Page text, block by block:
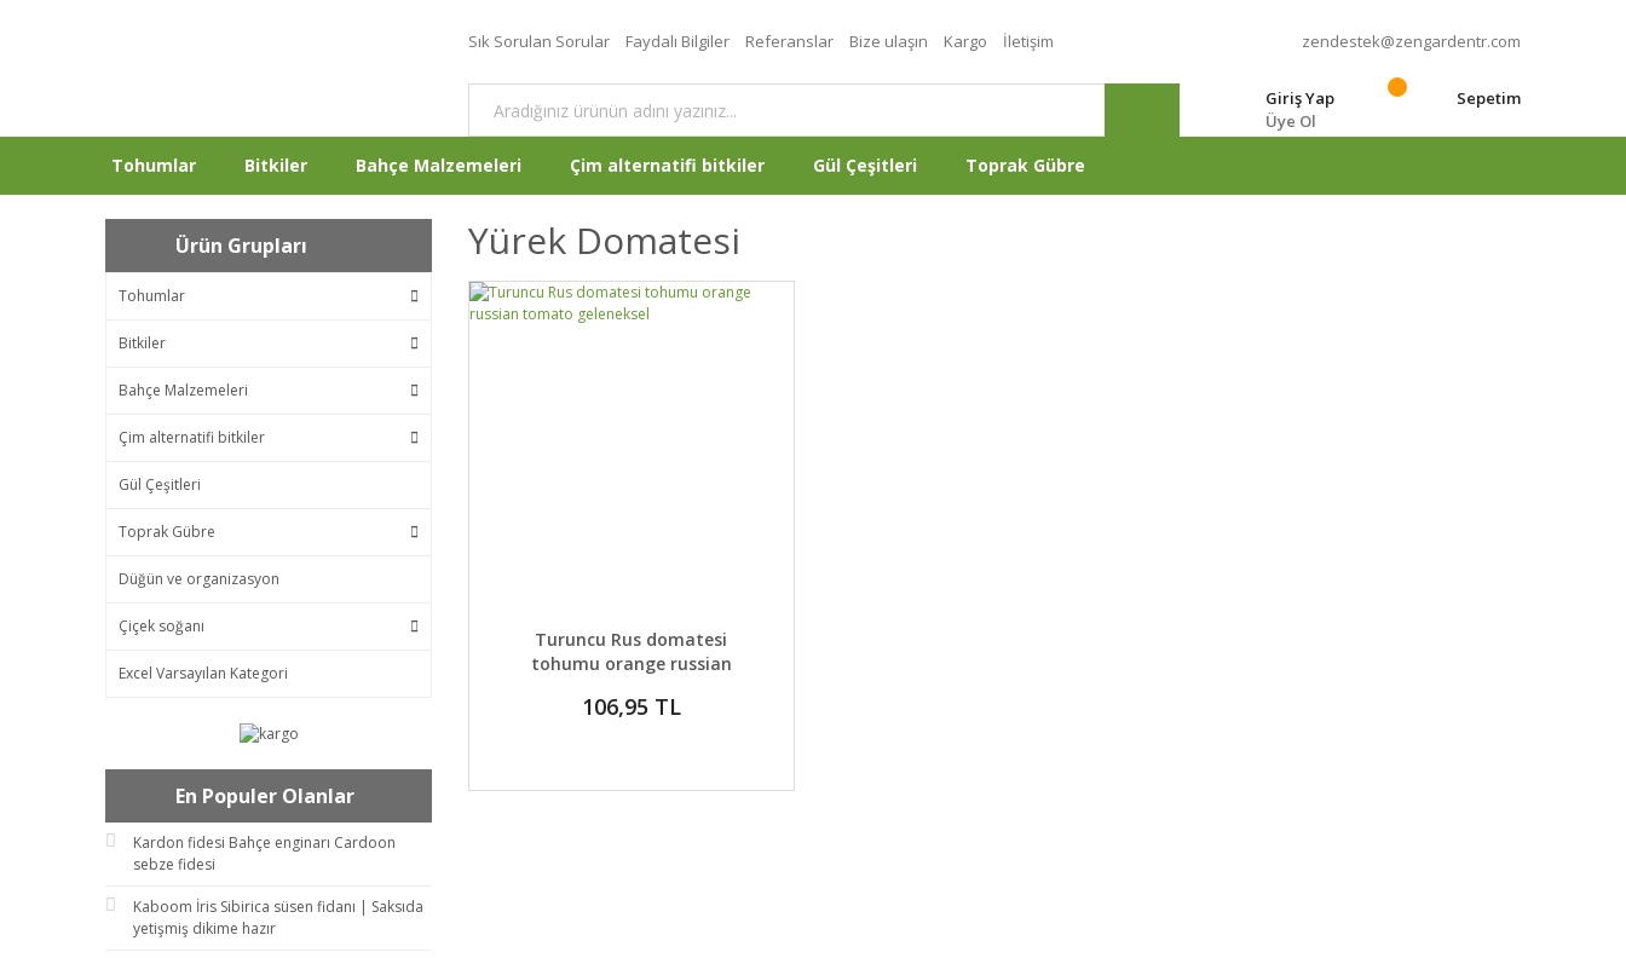
Sık Sorulan Sorular Faydalı Bilgiler Referanslar Bize ulaşın Kargo İletişim zendestek@zengardentr.com
Giriş Yap
Üye Ol
Sepetim
Tohumlar Bitkiler Bahçe Malzemeleri Çim alternatifi bitkiler Gül Çeşitleri Toprak Gübre
Ürün Grupları
Tohumlar
Bitkiler
Bahçe Malzemeleri
Çim alternatifi bitkiler
Gül Çeşitleri
Toprak Gübre
Düğün ve organizasyon
Çiçek soğanı
Excel Varsayılan Kategori
En Populer Olanlar
Kardon fidesi Bahçe enginarı Cardoon
sebze fidesi
Kaboom İris Sibirica süsen fidanı | Saksıda
yetişmiş dikime hazır
Yürek Domatesi
DETAYLAR GELİNCE HABER VER
Turuncu Rus domatesi
tohumu orange russian
106,95 TL